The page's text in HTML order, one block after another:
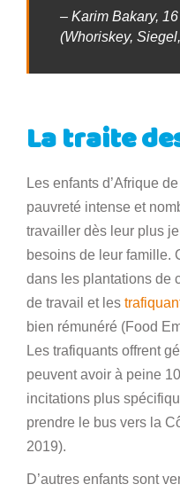
– Karim Bakary,
(Whoriskey,
La traite
Les enfants d’Afrique
pauvreté intense et
travailler dès leur plus
besoins de leur famille.
dans les plantations de
de travail et les
bien rémunéré (Food
Les trafiquants offrent
peuvent avoir à peine
incitations plus
prendre le bus vers la
2019).
D’autres enfants sont